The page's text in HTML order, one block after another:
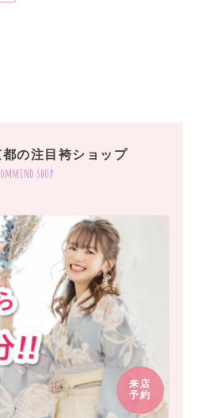
の注目袴ショップ
shop
来店
予約